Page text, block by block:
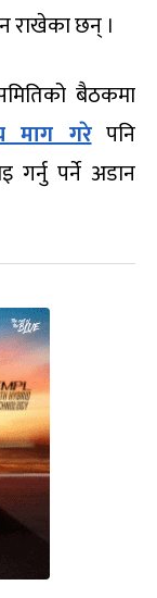
राखेका छन् ।
बैठकमा
माग गरेपनि
पर्ने अडान